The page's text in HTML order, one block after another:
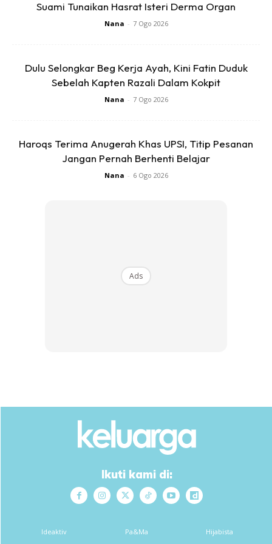
balik, tetapi saya usaha untuk pulang ke rumah juga biarpun
bila sampai anak sudah tidur,” katanya.
@haji_ghaaporr93rindu seorang pemandu
lori pada anak isteri nya.. maafkan ayah
nak, ayah jarang balik.. 🥲 #fyp
#abgloritiktok
#abgtankersimen #ytl
#rindu #sayangsampaimati♬ bunyi asal –
Suami Tunaikan Hasrat Isteri Derma Organ
Nana - 7 Ogo 2026
Dulu Selongkar Beg Kerja Ayah, Kini Fatin Duduk
Sebelah Kapten Razali Dalam Kokpit
Nana - 7 Ogo 2026
Haroqs Terima Anugerah Khas UPSI, Titip Pesanan
Jangan Pernah Berhenti Belajar
Nana - 6 Ogo 2026
Ads
Ikuti kami di:
Ideaktiv Pa&Ma Hijabista